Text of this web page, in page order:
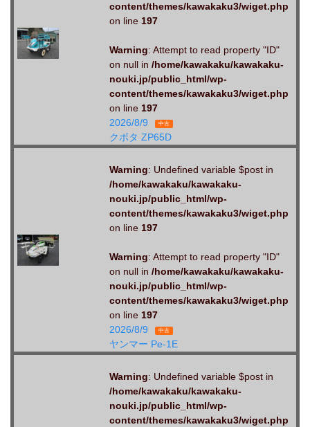
content/themes/kawakaku3/wiget.php
on line 197
Warning: Attempt to read property "ID"
on null in /home/kawakaku/kawakaku-
nouki.jp/public_html/wp-
content/themes/kawakaku3/wiget.php
on line 197
2026/8/9
中古
クボタ ZP65D
Warning: Undefined variable $post in
/home/kawakaku/kawakaku-
nouki.jp/public_html/wp-
content/themes/kawakaku3/wiget.php
on line 197
Warning: Attempt to read property "ID"
on null in /home/kawakaku/kawakaku-
nouki.jp/public_html/wp-
content/themes/kawakaku3/wiget.php
on line 197
2026/8/9
中古
ヤンマー Pe-1E
Warning: Undefined variable $post in
/home/kawakaku/kawakaku-
nouki.jp/public_html/wp-
content/themes/kawakaku3/wiget.php